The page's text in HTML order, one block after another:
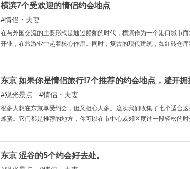
横滨7个受欢迎的情侣约会地点
情侣・夫妻
在与外国交流的主要形式是通过船舶的时代，横滨作为一个港口城市
开业，在旅游业中起着核心作用。同时，复古的现代建筑，如红砖仓
东京 如果你是情侣旅行!7个推荐的约会地点，避开
观光景点 情侣・夫妻
很多人想在东京享受约会，但又担心人多。这次我们收集了七个适合
蜂蜜。它们都是推荐的地方，你可以在市中心或郊区度过一段轻松的
东京 涩谷的5个约会好去处。